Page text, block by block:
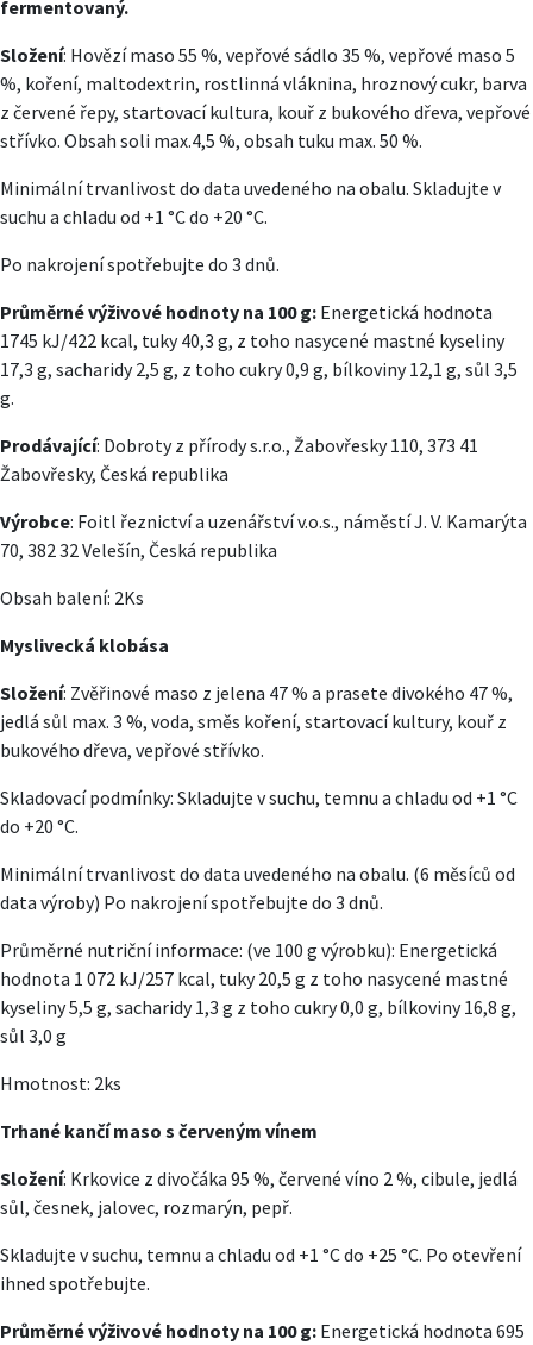
fermentovaný.
Složení: Hovězí maso 55 %, vepřové sádlo 35 %, vepřové maso 5
%, koření, maltodextrin, rostlinná vláknina, hroznový cukr, barva
z červené řepy, startovací kultura, kouř z bukového dřeva, vepřové
střívko. Obsah soli max.4,5 %, obsah tuku max. 50 %.
Minimální trvanlivost do data uvedeného na obalu. Skladujte v
suchu a chladu od +1 °C do +20 °C.
Po nakrojení spotřebujte do 3 dnů.
Průměrné výživové hodnoty na 100 g: Energetická hodnota
1745 kJ/422 kcal, tuky 40,3 g, z toho nasycené mastné kyseliny
17,3 g, sacharidy 2,5 g, z toho cukry 0,9 g, bílkoviny 12,1 g, sůl 3,5
g.
Prodávající: Dobroty z přírody s.r.o., Žabovřesky 110, 373 41
Žabovřesky, Česká republika
Výrobce: Foitl řeznictví a uzenářství v.o.s., náměstí J. V. Kamarýta
70, 382 32 Velešín, Česká republika
Obsah balení: 2Ks
Myslivecká klobása
Složení: Zvěřinové maso z jelena 47 % a prasete divokého 47 %,
jedlá sůl max. 3 %, voda, směs koření, startovací kultury, kouř z
bukového dřeva, vepřové střívko.
Skladovací podmínky: Skladujte v suchu, temnu a chladu od +1 °C
do +20 °C.
Minimální trvanlivost do data uvedeného na obalu. (6 měsíců od
data výroby) Po nakrojení spotřebujte do 3 dnů.
Průměrné nutriční informace: (ve 100 g výrobku): Energetická
hodnota 1 072 kJ/257 kcal, tuky 20,5 g z toho nasycené mastné
kyseliny 5,5 g, sacharidy 1,3 g z toho cukry 0,0 g, bílkoviny 16,8 g,
sůl 3,0 g
Hmotnost: 2ks
Trhané kančí maso s červeným vínem
Složení: Krkovice z divočáka 95 %, červené víno 2 %, cibule, jedlá
sůl, česnek, jalovec, rozmarýn, pepř.
Skladujte v suchu, temnu a chladu od +1 °C do +25 °C. Po otevření
ihned spotřebujte.
Průměrné výživové hodnoty na 100 g: Energetická hodnota 695